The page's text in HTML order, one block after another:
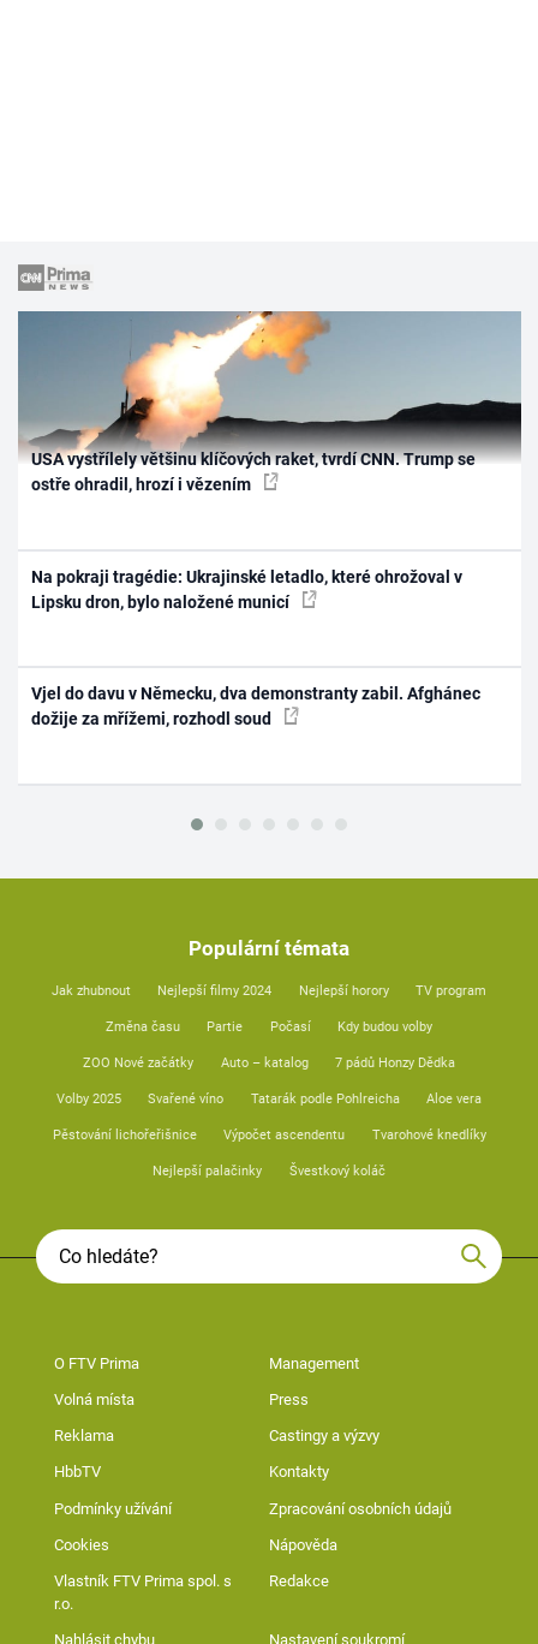
USA vystřílely většinu klíčových raket, tvrdí CNN. Trump se
ostře ohradil, hrozí i vězením
Na pokraji tragédie: Ukrajinské letadlo, které ohrožoval v
Lipsku dron, bylo naložené municí
Vjel do davu v Německu, dva demonstranty zabil. Afghánec
dožije za mřížemi, rozhodl soud
Populární témata
Jak zhubnout Nejlepší filmy 2024 Nejlepší horory TV program
Změna času Partie Počasí Kdy budou volby
ZOO Nové začátky Auto – katalog 7 pádů Honzy Dědka
Volby 2025 Svařené víno Tatarák podle Pohlreicha Aloe vera
Pěstování lichořeřišnice Výpočet ascendentu Tvarohové knedlíky
Nejlepší palačinky Švestkový koláč
O FTV Prima Management
Volná místa Press
Reklama Castingy a výzvy
HbbTV Kontakty
Podmínky užívání Zpracování osobních údajů
Cookies Nápověda
Vlastník FTV Prima spol. s
r.o.
Redakce
Nahlásit chybu Nastavení soukromí